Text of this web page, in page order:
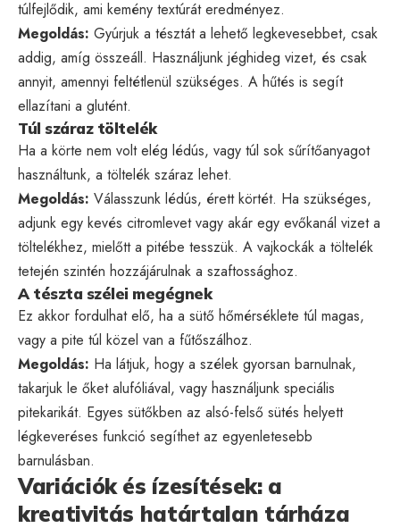
túlfejlődik, ami kemény textúrát eredményez.
Megoldás: Gyúrjuk a tésztát a lehető legkevesebbet, csak
addig, amíg összeáll. Használjunk jéghideg vizet, és csak
annyit, amennyi feltétlenül szükséges. A hűtés is segít
ellazítani a glutént.
Túl száraz töltelék
Ha a körte nem volt elég lédús, vagy túl sok sűrítőanyagot
használtunk, a töltelék száraz lehet.
Megoldás: Válasszunk lédús, érett körtét. Ha szükséges,
adjunk egy kevés citromlevet vagy akár egy evőkanál vizet a
töltelékhez, mielőtt a pitébe tesszük. A vajkockák a töltelék
tetején szintén hozzájárulnak a szaftossághoz.
A tészta szélei megégnek
Ez akkor fordulhat elő, ha a sütő hőmérséklete túl magas,
vagy a pite túl közel van a fűtőszálhoz.
Megoldás: Ha látjuk, hogy a szélek gyorsan barnulnak,
takarjuk le őket alufóliával, vagy használjunk speciális
pitekarikát. Egyes sütőkben az alsó-felső sütés helyett
légkeveréses funkció segíthet az egyenletesebb
barnulásban.
Variációk és ízesítések: a
kreativitás határtalan tárháza